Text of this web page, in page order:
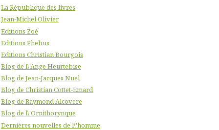
La République des livres
Jean-Michel Olivier
Editions Zoé
Editions Phebus
Editions Christian Bourgois
Blog de l\'Ange Heurtebise
Blog de Jean-Jacques Nuel
Blog de Christian Cottet-Emard
Blog de Raymond Alcovere
Blog de l\'Ornithorynque
Dernières nouvelles de l\'homme